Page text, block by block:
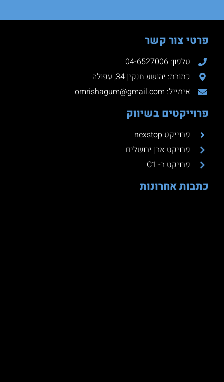
פרטי צור קשר
טלפון: 04-6527006
כתובת: יהושע חנקין 34, עפולה
אימייל: omrishagum@gmail.com
פרוייקטים בשיווק
פרוייקט nexstop
פרויקט אבן ירושלים
פרויקט ב- C1
כתבות אחרונות